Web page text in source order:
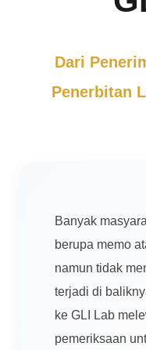
Dari
Penerbitan
Banyak
berupa memo
namun tidak
terjadi di
ke GLI Lab
pemeriksaan